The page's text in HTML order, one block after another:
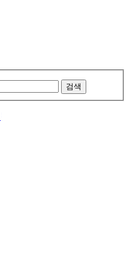
검색